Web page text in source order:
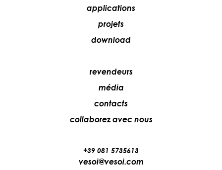
applications
projets
download
revendeurs
média
contacts
collaborez avec nous
+39 081 5735613
vesoi@vesoi.com